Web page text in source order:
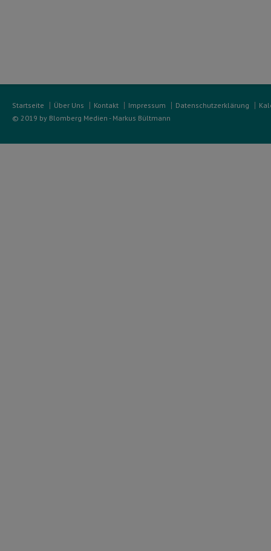
Startseite Über Uns Kontakt Impressum Datenschutzerklärung
© 2019 by Blomberg Medien - Markus Bültmann